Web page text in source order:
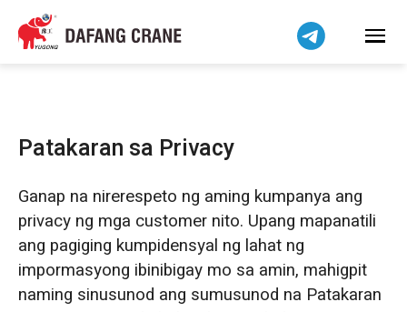
Patakaran sa Privacy
Ganap na nirerespeto ng aming kumpanya ang
privacy ng mga customer nito. Upang mapanatili
ang pagiging kumpidensyal ng lahat ng
impormasyong ibinibigay mo sa amin, mahigpit
naming sinusunod ang sumusunod na Patakaran
हिन्दी
Bahasa Indonesia
বাংলা
اردو
Українська
Čeština
Беларуская мова